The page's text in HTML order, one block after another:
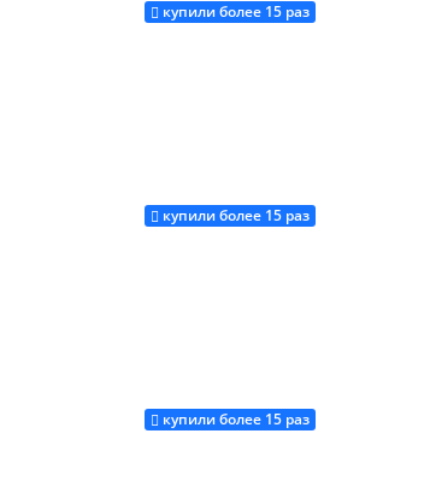
Купить
купили более 15 раз
Купить
купили более 15 раз
Купить
купили более 15 раз